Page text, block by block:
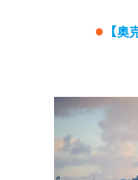
● 【奥